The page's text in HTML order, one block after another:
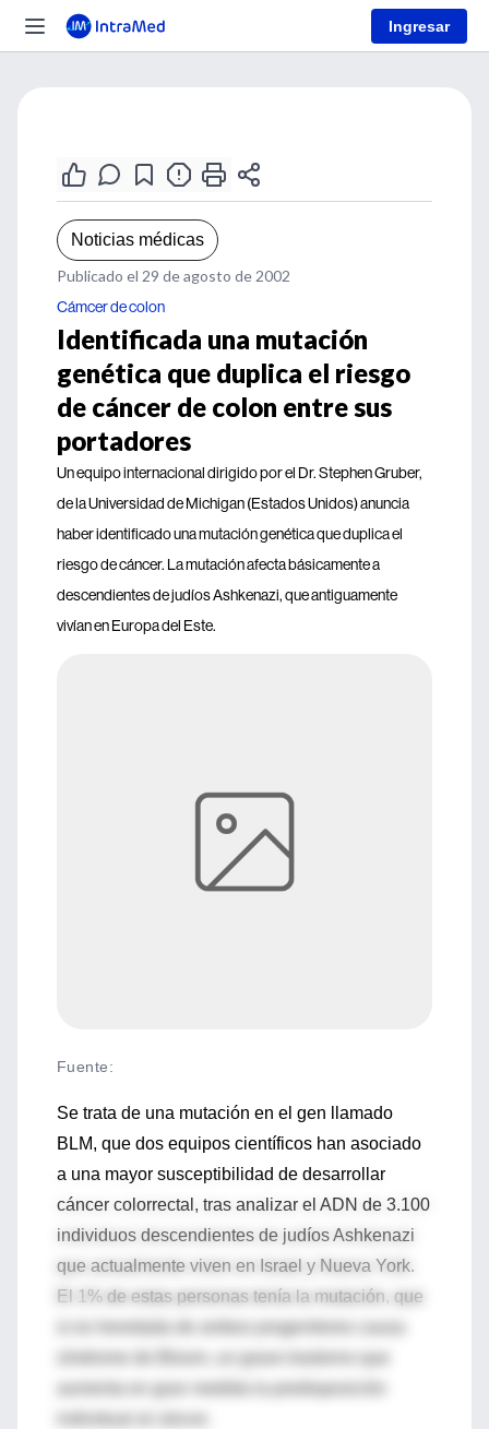
Ingresar
Noticias médicas
Publicado el 29 de agosto de 2002
Cámcer de colon
Identificada una mutación
genética que duplica el riesgo
de cáncer de colon entre sus
portadores
Un equipo internacional dirigido por el Dr. Stephen Gruber,
de la Universidad de Michigan (Estados Unidos) anuncia
haber identificado una mutación genética que duplica el
riesgo de cáncer. La mutación afecta básicamente a
descendientes de judíos Ashkenazi, que antiguamente
vivían en Europa del Este.
Fuente:
Se trata de una mutación en el gen llamado
BLM, que dos equipos científicos han asociado
a una mayor susceptibilidad de desarrollar
cáncer colorrectal, tras analizar el ADN de 3.100
individuos descendientes de judíos Ashkenazi
que actualmente viven en Israel y Nueva York.
El 1% de estas personas tenía la mutación, que
si es heredada de ambos progenitores causa